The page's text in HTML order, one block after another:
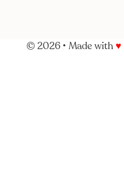
© 2026 • Made with ♥